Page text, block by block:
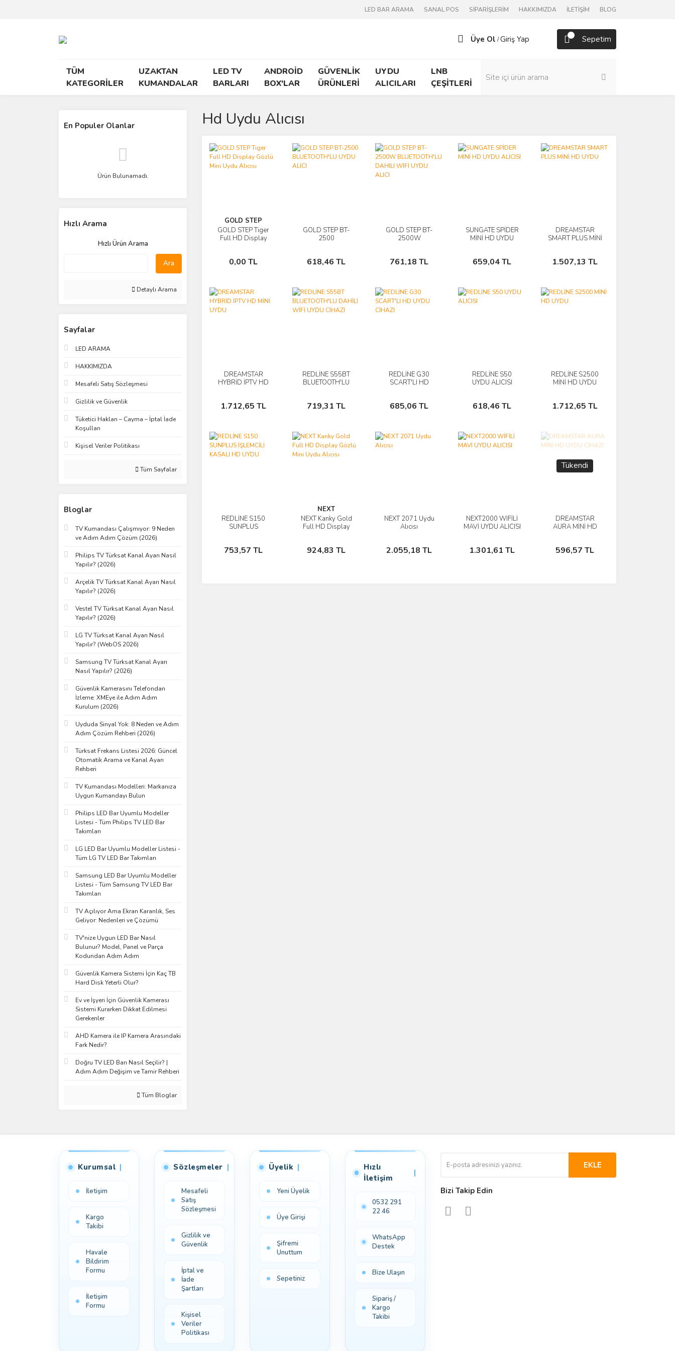
LED BAR ARAMA SANAL POS SİPARİŞLERİM HAKKIMIZDA İLETİŞİM BLOG
Üye Ol /Giriş Yap Sepetim
TÜM
KATEGORİLER
UZAKTAN
KUMANDALAR
LED TV
BARLARI
ANDROİD
BOX'LAR
GÜVENLİK
ÜRÜNLERİ
UYDU
ALICILARI
LNB
ÇEŞİTLERİ
En Populer Olanlar
Ürün Bulunamadı.
Hızlı Arama
Hızlı Ürün Arama
Ara
Detaylı Arama
Sayfalar
LED ARAMA
HAKKIMIZDA
Mesafeli Satış Sözleşmesi
Gizlilik ve Güvenlik
Tüketici Hakları – Cayma – İptal İade
Koşulları
Kişisel Veriler Politikası
Tüm Sayfalar
Bloglar
TV Kumandası Çalışmıyor: 9 Neden
ve Adım Adım Çözüm (2026)
Philips TV Türksat Kanal Ayarı Nasıl
Yapılır? (2026)
Arçelik TV Türksat Kanal Ayarı Nasıl
Yapılır? (2026)
Vestel TV Türksat Kanal Ayarı Nasıl
Yapılır? (2026)
LG TV Türksat Kanal Ayarı Nasıl
Yapılır? (WebOS 2026)
Samsung TV Türksat Kanal Ayarı
Nasıl Yapılır? (2026)
Güvenlik Kamerasını Telefondan
İzleme: XMEye ile Adım Adım
Kurulum (2026)
Uyduda Sinyal Yok: 8 Neden ve Adım
Adım Çözüm Rehberi (2026)
Türksat Frekans Listesi 2026: Güncel
Otomatik Arama ve Kanal Ayarı
Rehberi
TV Kumandası Modelleri: Markanıza
Uygun Kumandayı Bulun
Philips LED Bar Uyumlu Modeller
Listesi - Tüm Philips TV LED Bar
Takımları
LG LED Bar Uyumlu Modeller Listesi -
Tüm LG TV LED Bar Takımları
Samsung LED Bar Uyumlu Modeller
Listesi - Tüm Samsung TV LED Bar
Takımları
TV Açılıyor Ama Ekran Karanlık, Ses
Geliyor: Nedenleri ve Çözümü
TV'nize Uygun LED Bar Nasıl
Bulunur? Model, Panel ve Parça
Kodundan Adım Adım
Güvenlik Kamera Sistemi İçin Kaç TB
Hard Disk Yeterli Olur?
Ev ve İşyeri İçin Güvenlik Kamerası
Sistemi Kurarken Dikkat Edilmesi
Gerekenler
AHD Kamera ile IP Kamera Arasındaki
Fark Nedir?
Doğru TV LED Barı Nasıl Seçilir? |
Adım Adım Değişim ve Tamir Rehberi
Tüm Bloglar
Hd Uydu Alıcısı
GOLD STEP
GOLD STEP Tiger
Full HD Display
0,00 TL
İncele
Ekle
GOLD STEP BT-
2500
618,46 TL
İncele
Ekle
GOLD STEP BT-
2500W
ALICI
761,18 TL
İncele
Ekle
SUNGATE SPİDER
MİNİ HD UYDU
659,04 TL
İncele
Ekle
DREAMSTAR
SMART PLUS MİNİ
1.507,13 TL
İncele
Ekle
DREAMSTAR
HYBRİD İPTV HD
1.712,65 TL
İncele
Ekle
REDLİNE S55BT
BLUETOOTH'LU
719,31 TL
İncele
Ekle
REDLİNE G30
SCART'LI HD
685,06 TL
İncele
Ekle
REDLİNE S50
UYDU ALICISI
618,46 TL
İncele
Ekle
REDLİNE S2500
MİNİ HD UYDU
1.712,65 TL
İncele
Ekle
REDLİNE S150
SUNPLUS
753,57 TL
İncele
Ekle
NEXT
NEXT Kanky Gold
Full HD Display
924,83 TL
İncele
Ekle
NEXT 2071 Uydu
Alıcısı
2.055,18 TL
İncele
Ekle
NEXT2000 WİFİLİ
MAVİ UYDU ALICISI
1.301,61 TL
İncele
Ekle
Tükendi
DREAMSTAR
AURA MİNİ HD
596,57 TL
İncele
Yok
Kurumsal
İletişim
Kargo
Takibi
Havale
Bildirim
Formu
İletişim
Formu
Sözleşmeler
Mesafeli
Satış
Sözleşmesi
Gizlilik ve
Güvenlik
İptal ve
İade
Şartları
Kişisel
Veriler
Politikası
Üyelik
Yeni Üyelik
Üye Girişi
Şifremi
Unuttum
Sepetiniz
Hızlı
İletişim
0532 291
22 46
WhatsApp
Destek
Bize Ulaşın
Sipariş /
Kargo
Takibi
EKLE
Bizi Takip Edin